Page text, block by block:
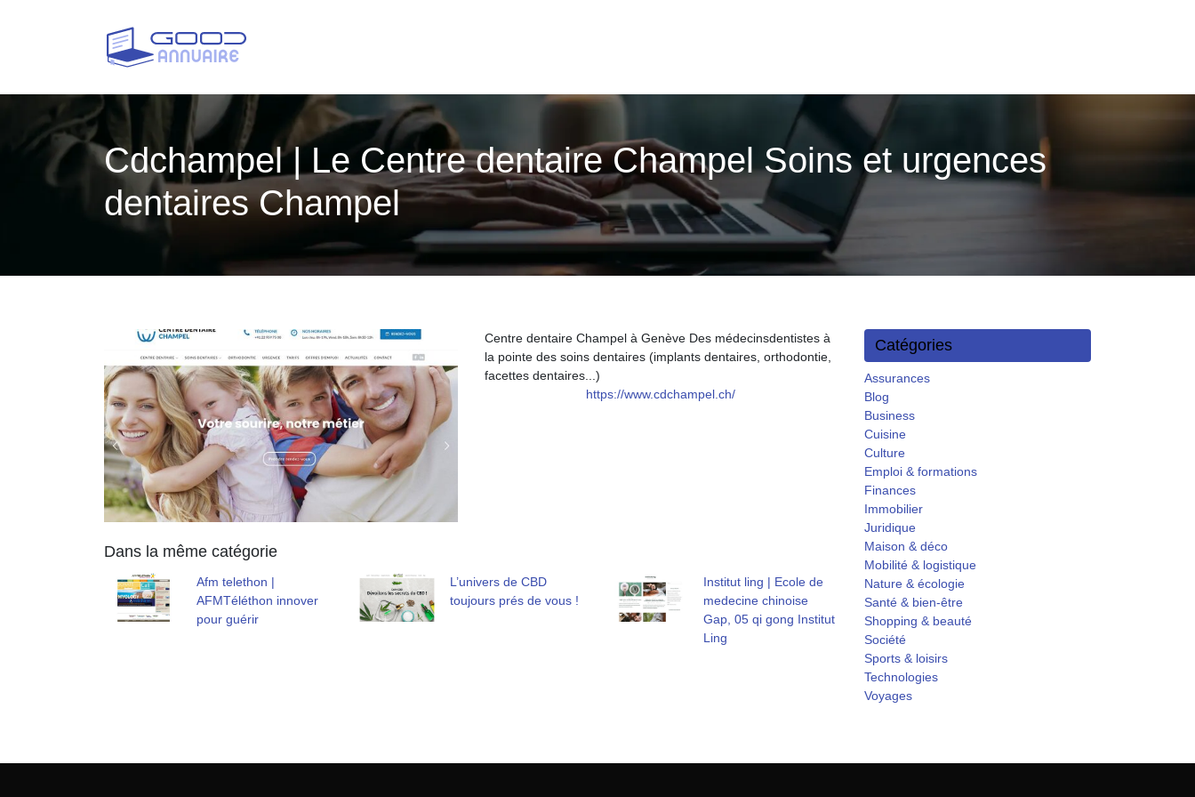
Cdchampel | Le Centre dentaire Champel Soins et urgences
dentaires Champel
Centre dentaire Champel à Genève Des médecinsdentistes à
la pointe des soins dentaires (implants dentaires, orthodontie,
facettes dentaires...)
https://www.cdchampel.ch/
Dans la même catégorie
Afm telethon |
AFMTéléthon innover
pour guérir
L’univers de CBD
toujours prés de vous !
Institut ling | Ecole de
medecine chinoise
Gap, 05 qi gong Institut
Ling
Catégories
Assurances
Blog
Business
Cuisine
Culture
Emploi & formations
Finances
Immobilier
Juridique
Maison & déco
Mobilité & logistique
Nature & écologie
Santé & bien-être
Shopping & beauté
Société
Sports & loisirs
Technologies
Voyages